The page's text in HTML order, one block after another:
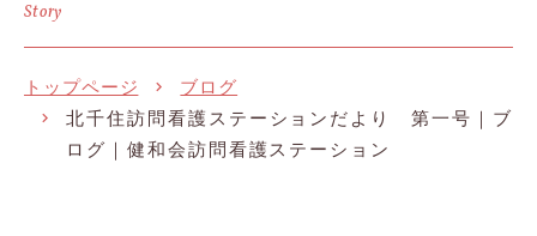
Story
トップページ
ブログ
北千住訪問看護ステーションだより 第一号｜ブ
ログ｜健和会訪問看護ステーション